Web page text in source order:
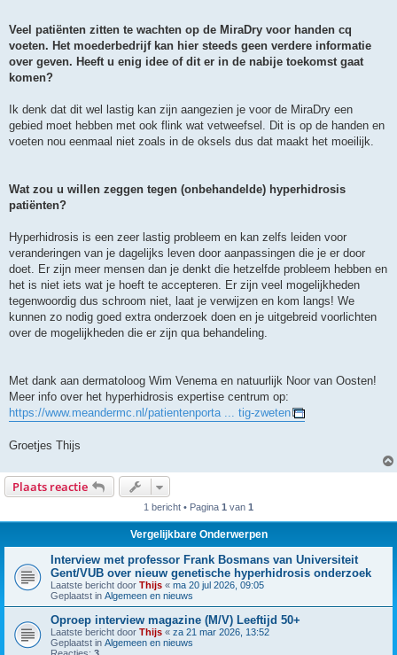
Veel patiënten zitten te wachten op de MiraDry voor handen cq
voeten. Het moederbedrijf kan hier steeds geen verdere informatie
over geven. Heeft u enig idee of dit er in de nabije toekomst gaat
komen?
Ik denk dat dit wel lastig kan zijn aangezien je voor de MiraDry een
gebied moet hebben met ook flink wat vetweefsel. Dit is op de handen en
voeten nou eenmaal niet zoals in de oksels dus dat maakt het moeilijk.
Wat zou u willen zeggen tegen (onbehandelde) hyperhidrosis
patiënten?
Hyperhidrosis is een zeer lastig probleem en kan zelfs leiden voor
veranderingen van je dagelijks leven door aanpassingen die je er door
doet. Er zijn meer mensen dan je denkt die hetzelfde probleem hebben en
het is niet iets wat je hoeft te accepteren. Er zijn veel mogelijkheden
tegenwoordig dus schroom niet, laat je verwijzen en kom langs! We
kunnen zo nodig goed extra onderzoek doen en je uitgebreid voorlichten
over de mogelijkheden die er zijn qua behandeling.
Met dank aan dermatoloog Wim Venema en natuurlijk Noor van Oosten!
Meer info over het hyperhidrosis expertise centrum op:
https://www.meandermc.nl/patientenporta ... tig-zweten
Groetjes Thijs
Plaats reactie
1 bericht • Pagina 1 van 1
Vergelijkbare Onderwerpen
Interview met professor Frank Bosmans van Universiteit
Gent/VUB over nieuw genetische hyperhidrosis onderzoek
Laatste bericht door Thijs « ma 20 jul 2026, 09:05
Geplaatst in Algemeen en nieuws
Oproep interview magazine (M/V) Leeftijd 50+
Laatste bericht door Thijs « za 21 mar 2026, 13:52
Geplaatst in Algemeen en nieuws